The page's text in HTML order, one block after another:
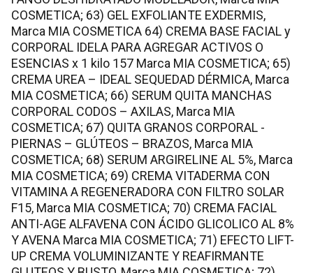
COSMETICA; 63) GEL EXFOLIANTE EXDERMIS,
Marca MIA COSMETICA 64) CREMA BASE FACIAL y
CORPORAL IDELA PARA AGREGAR ACTIVOS O
ESENCIAS x 1 kilo 157 Marca MIA COSMETICA; 65)
CREMA UREA – IDEAL SEQUEDAD DÉRMICA, Marca
MIA COSMETICA; 66) SERUM QUITA MANCHAS
CORPORAL CODOS – AXILAS, Marca MIA
COSMETICA; 67) QUITA GRANOS CORPORAL -
PIERNAS – GLÚTEOS – BRAZOS, Marca MIA
COSMETICA; 68) SERUM ARGIRELINE AL 5%, Marca
MIA COSMETICA; 69) CREMA VITADERMA CON
VITAMINA A REGENERADORA CON FILTRO SOLAR
F15, Marca MIA COSMETICA; 70) CREMA FACIAL
ANTI-AGE ALFAVENA CON ÁCIDO GLICOLICO AL 8%
Y AVENA Marca MIA COSMETICA; 71) EFECTO LIFT-
UP CREMA VOLUMINIZANTE Y REAFIRMANTE